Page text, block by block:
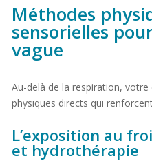
Méthodes
sensorielles
vague
Au-delà de la respiration,
physiques directs qui
L’exposition au
et hydrothérapie